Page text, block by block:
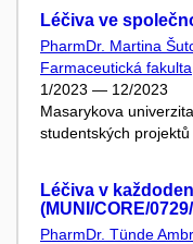
Léčiva ve
PharmDr. Martina
Farmaceutická fakulta
1/2023 — 12/2023
Masarykova
studentských projektů
Léčiva v
(MUNI/CORE/
PharmDr. Tünde